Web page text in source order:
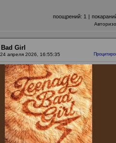
поощрений: 1 |
Girl
24 апреля 2026, 16:55:35